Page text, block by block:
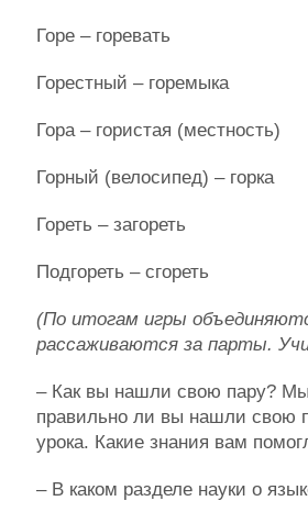
Горе – горевать
Горестный – горемыка
Гора – гористая (местность)
Горный (велосипед) – горка
Гореть – загореть
Подгореть – сгореть
(По итогам игры
рассаживаются за парты.
– Как вы нашли свою пару?
правильно ли вы нашли свою
урока. Какие знания вам
– В каком разделе науки о